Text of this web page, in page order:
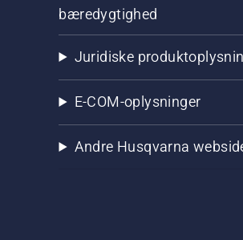
bæredygtighed
Juridiske
E-COM-oplysninger
Andre Husqvarna